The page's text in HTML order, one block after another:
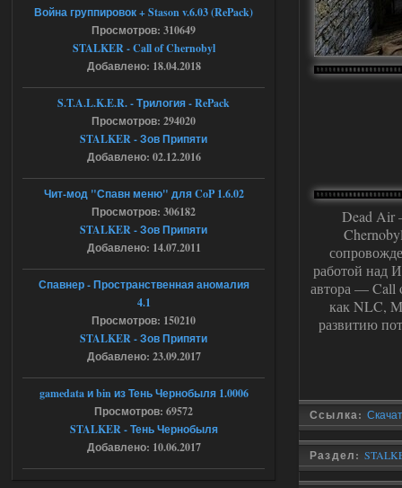
Dead Air
работой над
автора — Call
как NLC,
развитию
Ссылка:
Раздел:
Доступно только для пользователей
Ответить ➤
04.08.2026
Объединенный Пак 2 + OGSR +
STCoP WP 3.4
Доступно только для пользователей
Ответить ➤
Объединенный Пак 2 + OGSR +
STCoP WP 3.4
Stalker-Mods-Clan-su
Доступно только для пользователей
Ответить ➤
04.08.2026
Война группировок + Stason v.6.03 (RePack)
Просмотров: 310649
STALKER - Call of Chernobyl
Добавлено: 18.04.2018
S.T.A.L.K.E.R. - Трилогия - RePack
Просмотров: 294020
STALKER - Зов Припяти
Добавлено: 02.12.2016
Чит-мод "Спавн меню" для CoP 1.6.02
Просмотров: 306182
STALKER - Зов Припяти
Добавлено: 14.07.2011
Спавнер - Пространственная аномалия
4.1
Просмотров: 150210
STALKER - Зов Припяти
Добавлено: 23.09.2017
gamedata и bin из Тень Чернобыля 1.0006
Просмотров: 69572
STALKER - Тень Чернобыля
Добавлено: 10.06.2017